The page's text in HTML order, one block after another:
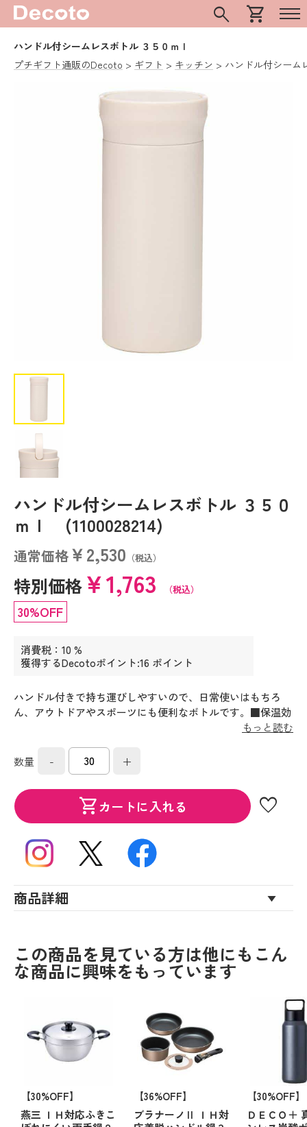
search shopping_cart
ハンドル付シームレスボトル ３５０ｍｌ
プチギフト通販のDecoto
ギフト キッチン ハンドル付シーム
ハンドル付シームレスボトル ３５０
ｍｌ (1100028214)
通常価格￥2,530 （税込）
特別価格￥1,763 （税込）
30%OFF
消費税：10 %
獲得するDecotoポイント:16 ポイント
ハンドル付きで持ち運びしやすいので、日常使いはもちろ
ん、アウトドアやスポーツにも便利なボトルです。■保温効
力：５４℃以上（６時間）■保冷効力：１２℃以下（６時
もっと読む
数量 - +
shopping_cartカートに入れる favorite
商品詳細
この商品を見ている方は他にもこん
な商品に興味をもっています
【30%OFF】
燕三 ＩＨ対応ふきこ
【36%OFF】
ブラナーノⅡ ＩＨ対
【30%OFF】
ＤＥＣＯ＋